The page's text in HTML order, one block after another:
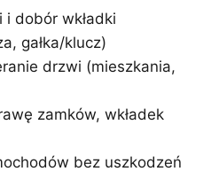
dobór wkładki
gałka/klucz)
drzwi (mieszkania,
zamków, wkładek
bez uszkodzeń